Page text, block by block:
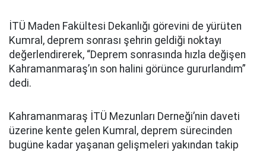
İTÜ Maden Fakültesi Dekanlığı görevini de yürüten
Kumral, deprem sonrası şehrin geldiği noktayı
değerlendirerek, “Deprem sonrasında hızla değişen
Kahramanmaraş’ın son halini görünce gururlandım”
dedi.
Kahramanmaraş İTÜ Mezunları Derneği’nin daveti
üzerine kente gelen Kumral, deprem sürecinden
bugüne kadar yaşanan gelişmeleri yakından takip